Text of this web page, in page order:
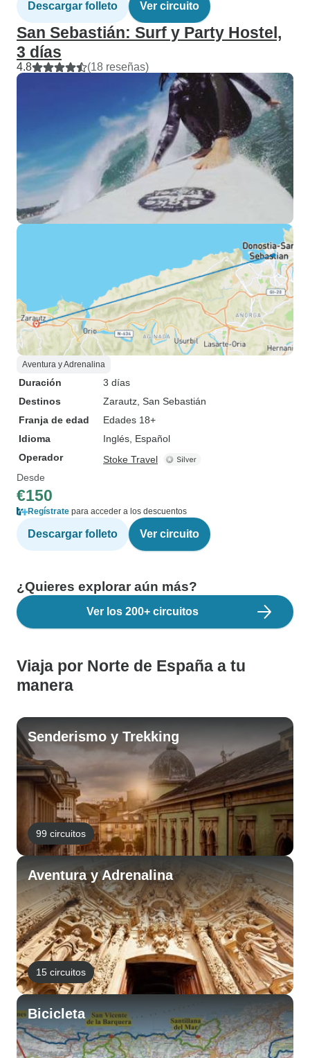
Descargar folleto Ver circuito
San Sebastián: Surf y Party Hostel,
3 días
4.8 (18 reseñas)
Aventura y Adrenalina
Duración
3 días
Destinos
Zarautz , San Sebastián
Franja de edad
Edades 18+
Idioma
Inglés, Español
Operador
Stoke Travel
Desde
€150
Regístrate para acceder a los descuentos
Descargar folleto Ver circuito
¿Quieres explorar aún más?
Ver los 200+ circuitos
Viaja por Norte de España a tu
manera
Senderismo y Trekking
99 circuitos
Aventura y Adrenalina
15 circuitos
Bicicleta